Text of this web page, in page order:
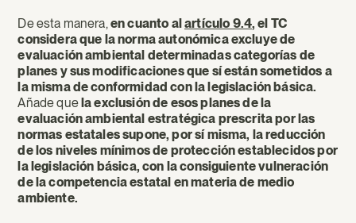
De esta manera, en cuanto alartículo 9.4, el TC
considera que la norma autonómica excluye de
evaluación ambiental determinadas categorías de
planes y sus modificaciones que sí están sometidos a
la misma de conformidad con la legislación básica.
Añade quela exclusión de esos planes de la
evaluación ambiental estratégica prescrita por las
normas estatales supone, por sí misma, la reducción
de los niveles mínimos de protección establecidos por
la legislación básica, con la consiguiente vulneración
de la competencia estatal en materia de medio
ambiente.